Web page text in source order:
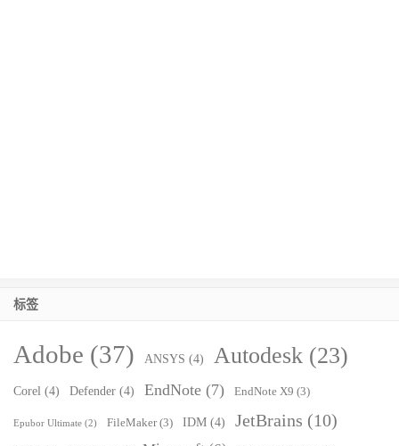
标签
Adobe (37) ANSYS (4) Autodesk (23)
Corel (4) Defender (4) EndNote (7) EndNote X9 (3)
Epubor Ultimate (2) FileMaker(3) IDM (4) JetBrains (10)